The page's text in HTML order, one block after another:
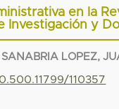
en la
Investigación y
SANABRIA LOPEZ,
110357